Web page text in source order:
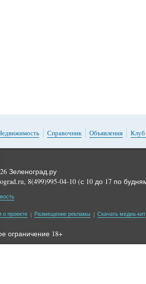
Справочник Объявления Клуб
Зеленоград.ру
8(499)995-04-10 (с 10 до 17 по
проекте Размещение рекламы Скачать медиа-кит
ограничение 18+